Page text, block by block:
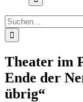
Suche
nach:
Theater im
Ende der
übrig“